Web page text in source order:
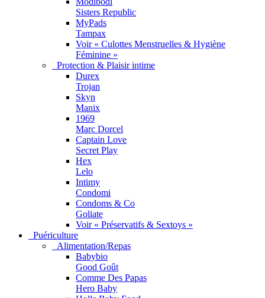
Sisters Republic
MyPads
Tampax
Voir « Culottes Menstruelles & Hygiène
Féminine »
Protection & Plaisir intime
Durex
Trojan
Skyn
Manix
1969
Marc Dorcel
Captain Love
Secret Play
Hex
Lelo
Intimy
Condomi
Condoms & Co
Goliate
Voir « Préservatifs & Sextoys »
Puériculture
Alimentation/Repas
Babybio
Good Goût
Comme Des Papas
Hero Baby